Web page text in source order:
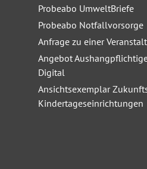
Probeabo UmweltBriefe
Probeabo Notfallvorsorge
Anfrage zu einer
Angebot
Digital
Ansichtsexemplar
Kindertageseinrichtungen